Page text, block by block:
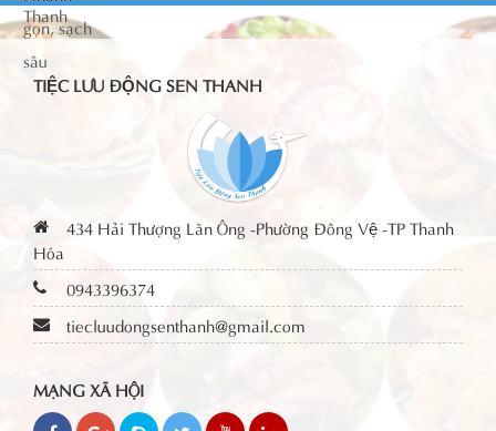
TIỆC LƯU ĐỘNG SEN THANH
434 Hải Thượng Lãn Ông -Phường Đông Vệ -TP Thanh
Hóa
0943396374
tiecluudongsenthanh@gmail.com
MẠNG XÃ HỘI